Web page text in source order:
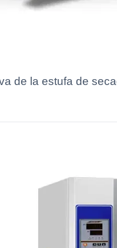
de la estufa de